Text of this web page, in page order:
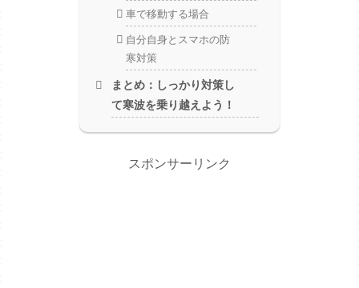
車で移動する場合
自分自身とスマホの防
寒対策
まとめ：しっかり対策し
て寒波を乗り越えよう！
スポンサーリンク